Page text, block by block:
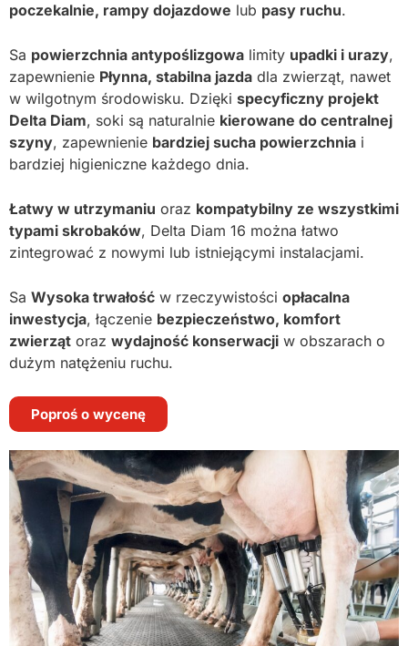
poczekalnie, rampy dojazdowe lub pasy ruchu.
Sa powierzchnia antypoślizgowa limity upadki i urazy,
zapewnienie Płynna, stabilna jazda dla zwierząt, nawet
w wilgotnym środowisku. Dzięki specyficzny projekt
Delta Diam, soki są naturalnie kierowane do centralnej
szyny, zapewnienie bardziej sucha powierzchnia i
bardziej higieniczne każdego dnia.
Łatwy w utrzymaniu oraz kompatybilny ze wszystkimi
typami skrobaków, Delta Diam 16 można łatwo
zintegrować z nowymi lub istniejącymi instalacjami.
Sa Wysoka trwałość w rzeczywistości opłacalna
inwestycja, łączenie bezpieczeństwo, komfort
zwierząt oraz wydajność konserwacji w obszarach o
dużym natężeniu ruchu.
Poproś o wycenę